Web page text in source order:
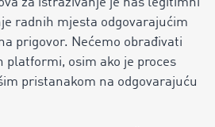
za istraživanje je naš legitimni
radnih mjesta odgovarajućim
prigovor. Nećemo obrađivati
platformi, osim ako je proces
pristanakom na odgovarajuću